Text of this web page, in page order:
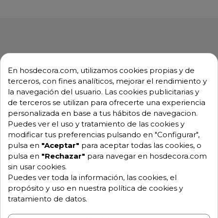
Descripción Detalles de producto
Horno compacto de alta calidad y diseño sencillo
para cualquier tipo de cocción.
Ideales para los procesos simples de pastelería y
panadería, así como para dorar los productos
congelados y productos de horno.
Cocción Convección con temperatura variable de 30
°C a 260 °C
Cocción Convección + Humedad con temperatura
variable de 90°C a 260 °C
Distribución aire en cámara con tecnología AIR.Plus:
En hosdecora.com, utilizamos cookies propias y de
terceros, con fines analíticos, mejorar el rendimiento y
la navegación del usuario. Las cookies publicitarias y
de terceros se utilizan para ofrecerte una experiencia
personalizada en base a tus hábitos de navegacion.
Puedes ver el uso y tratamiento de las cookies y
modificar tus preferencias pulsando en "Configurar",
pulsa en "Aceptar" para aceptar todas las cookies, o
pulsa en "Rechazar" para navegar en hosdecora.com
sin usar cookies.
Puedes ver toda la información, las cookies, el
propósito y uso en nuestra política de cookies y
tratamiento de datos.